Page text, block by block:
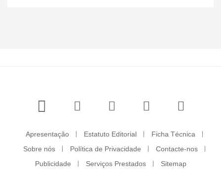
Apresentação Estatuto Editorial
Ficha Técnica
Sobre nós
Política de Privacidade
Contacte-nos
Publicidade
Serviços Prestados Sitemap